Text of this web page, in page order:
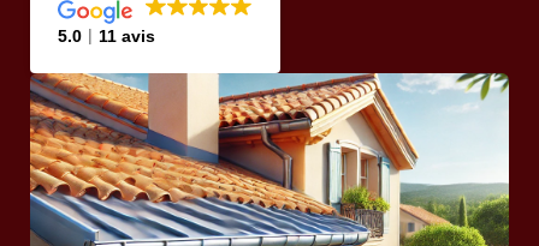
5.0 11 avis